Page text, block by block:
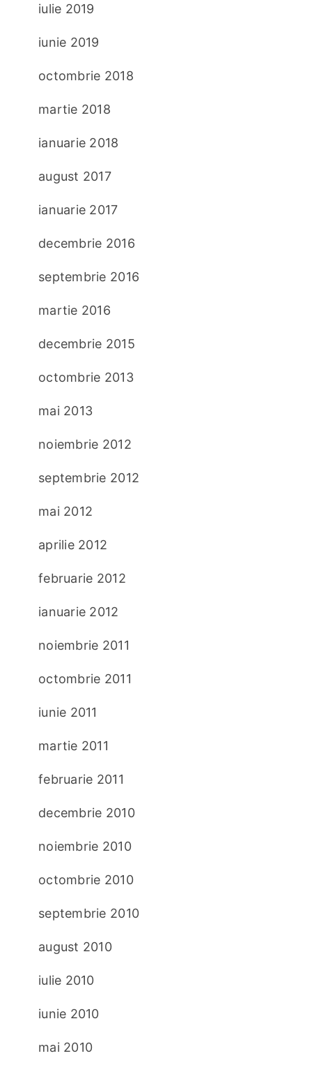
iulie 2019
iunie 2019
octombrie 2018
martie 2018
ianuarie 2018
august 2017
ianuarie 2017
decembrie 2016
septembrie 2016
martie 2016
decembrie 2015
octombrie 2013
mai 2013
noiembrie 2012
septembrie 2012
mai 2012
aprilie 2012
februarie 2012
ianuarie 2012
noiembrie 2011
octombrie 2011
iunie 2011
martie 2011
februarie 2011
decembrie 2010
noiembrie 2010
octombrie 2010
septembrie 2010
august 2010
iulie 2010
iunie 2010
mai 2010